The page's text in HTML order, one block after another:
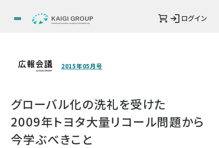
ログイン
2015年05月号
グローバル化の洗礼を受けた
2009年トヨタ大量リコール問題から
今学ぶべきこと